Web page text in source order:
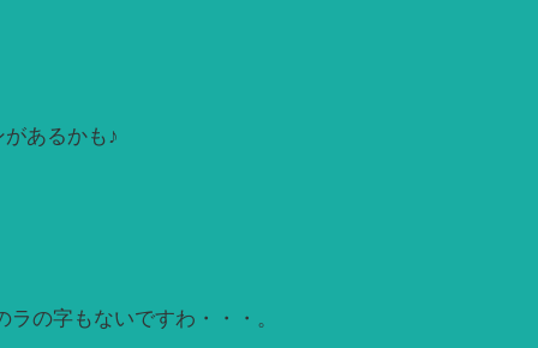
あるかも♪
の字もないですわ・・・。